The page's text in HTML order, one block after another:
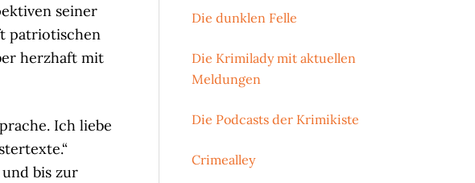
seiner
patriotischen
herzhaft mit
Ich liebe
bis zur
Die dunklen Felle
Die Krimilady mit aktuellen
Meldungen
Die Podcasts der Krimikiste
Crimealley